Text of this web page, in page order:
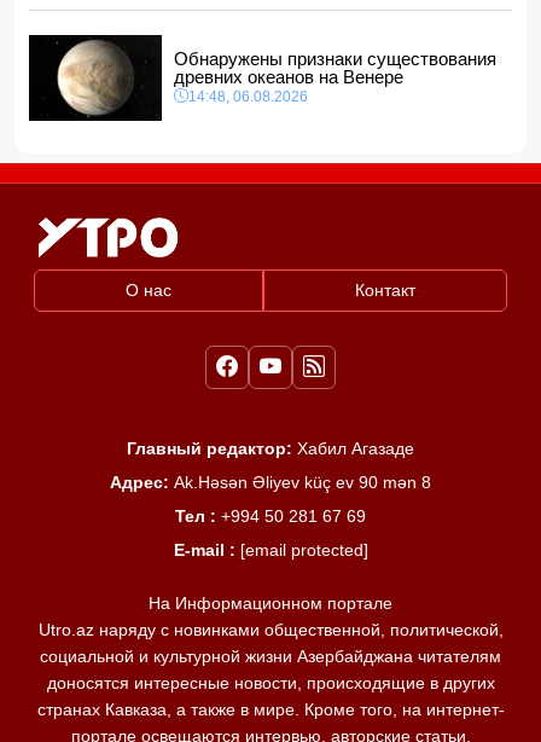
Обнаружены признаки существования
древних океанов на Венере
14:48, 06.08.2026
О нас Контакт
Главный редактор: Хабил Агазаде
Адрес: Ak.Həsən Əliyev küç ev 90 mən 8
Тел : +994 50 281 67 69
E-mail : [email protected]
На Информационном портале
Utro.az наряду с новинками общественной, политической,
социальной и культурной жизни Азербайджана читателям
доносятся интересные новости, происходящие в других
странах Кавказа, а также в мире. Кроме того, на интернет-
портале освещаются интервью, авторские статьи,